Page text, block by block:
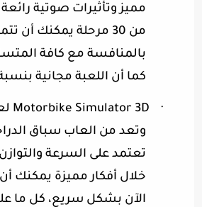
مميز وتأثيرات صوتية
من 30 مرحلة يمكنك أن
بالمنافسة مع كافة
كما أن اللعبة مجانية بنسبة
·
Motorbike Simulator 3D
وتعد من العاب سباق
تعتمد على السرعة
خلال أفكار مميزة يمكنك
الآن بشكل سريع، كل ما